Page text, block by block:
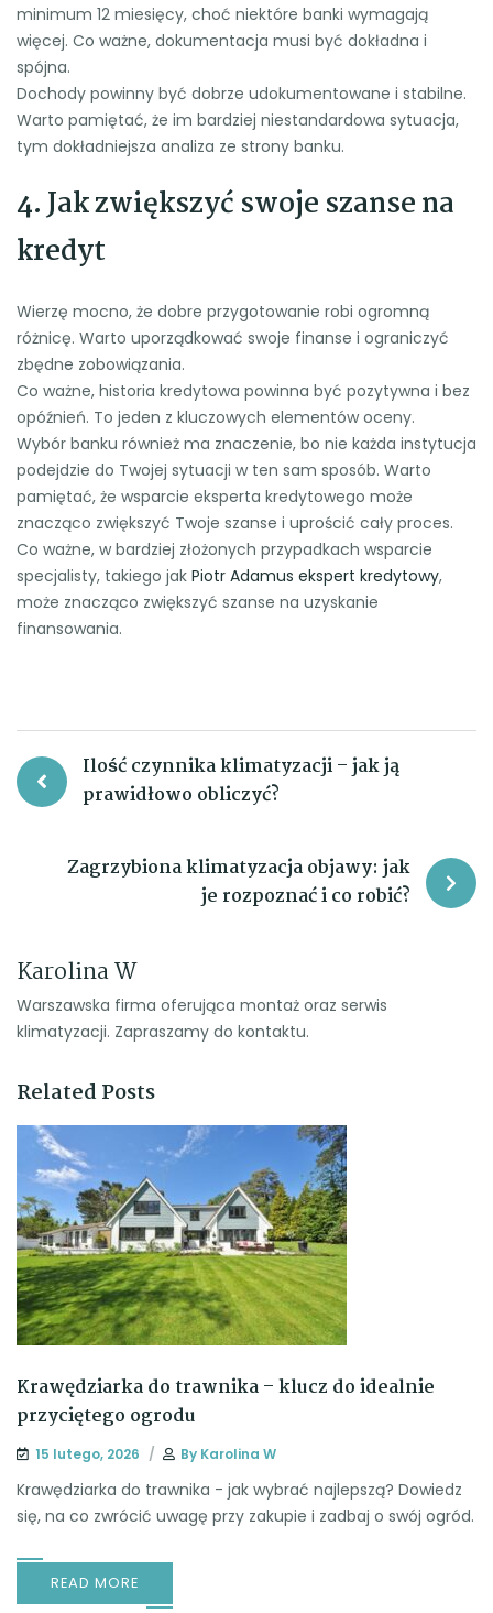
minimum 12 miesięcy, choć niektóre banki wymagają
więcej. Co ważne, dokumentacja musi być dokładna i
spójna.
Dochody powinny być dobrze udokumentowane i stabilne.
Warto pamiętać, że im bardziej niestandardowa sytuacja,
tym dokładniejsza analiza ze strony banku.
4. Jak zwiększyć swoje szanse na
kredyt
Wierzę mocno, że dobre przygotowanie robi ogromną
różnicę. Warto uporządkować swoje finanse i ograniczyć
zbędne zobowiązania.
Co ważne, historia kredytowa powinna być pozytywna i bez
opóźnień. To jeden z kluczowych elementów oceny.
Wybór banku również ma znaczenie, bo nie każda instytucja
podejdzie do Twojej sytuacji w ten sam sposób. Warto
pamiętać, że wsparcie eksperta kredytowego może
znacząco zwiększyć Twoje szanse i uprościć cały proces.
Co ważne, w bardziej złożonych przypadkach wsparcie
specjalisty, takiego jak Piotr Adamus ekspert kredytowy,
może znacząco zwiększyć szanse na uzyskanie
finansowania.
Nawigacja
wpisu
Ilość czynnika klimatyzacji – jak ją
prawidłowo obliczyć?
Zagrzybiona klimatyzacja objawy: jak
je rozpoznać i co robić?
Karolina W
Warszawska firma oferująca montaż oraz serwis
klimatyzacji. Zapraszamy do kontaktu.
Related Posts
Krawędziarka do trawnika – klucz do idealnie
przyciętego ogrodu
15 lutego, 2026 By Karolina W
Krawędziarka do trawnika - jak wybrać najlepszą? Dowiedz
się, na co zwrócić uwagę przy zakupie i zadbaj o swój ogród.
READ MORE